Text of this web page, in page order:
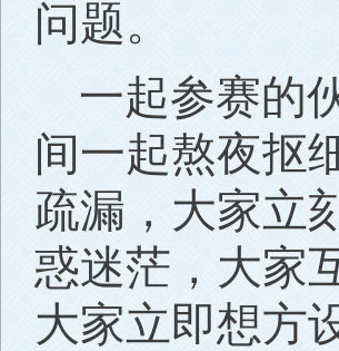
问题。
一起参赛的
间一起熬夜抠
疏漏，大家立
惑迷茫，大家
大家立即想方